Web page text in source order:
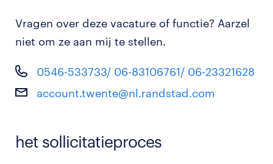
Vragen over deze vacature of functie? Aarzel
niet om ze aan mij te stellen.
0546-533733/ 06-83106761/ 06-23321628
account.twente@nl.randstad.com
het sollicitatieproces